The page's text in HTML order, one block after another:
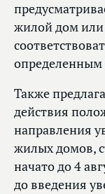
жилой дом
определенным
Также
действия
направления
жилых домов,
начато до 4
до введения